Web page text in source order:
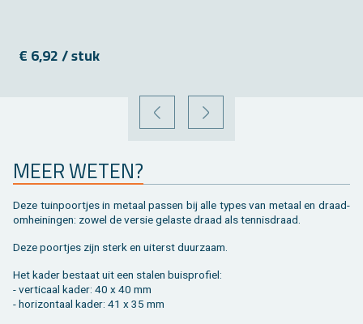
€ 6,92 / stuk
VORIGE VOLGENDE
MEER WETEN?
Deze tuin­poort­jes in me­taal pas­sen bij alle types van me­taal en draad­
om­hei­nin­gen: zowel de ver­sie ge­las­te draad als ten­nis­draad.
Deze poort­jes zijn sterk en ui­terst duur­zaam.
Het kader be­staat uit een sta­len buis­pro­fiel:
- ver­ti­caal kader: 40 x 40 mm
- ho­ri­zon­taal kader: 41 x 35 mm